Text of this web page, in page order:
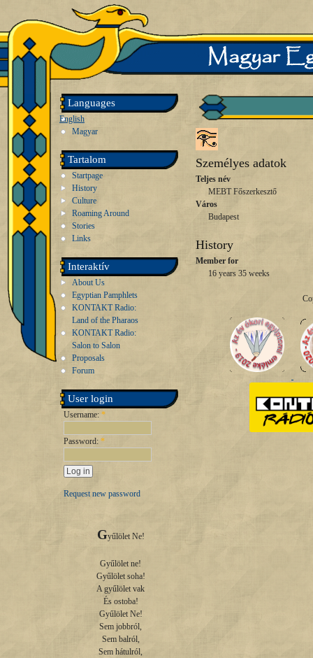
Languages
English
Magyar
Tartalom
Startpage
History
Culture
Roaming Around
Stories
Links
Interaktív
About Us
Egyptian Pamphlets
KONTAKT Radio:
Land of the Pharaos
KONTAKT Radio:
Salon to Salon
Proposals
Forum
User login
Username: *
Password: *
Request new password
Gyűlölet Ne!
Gyűlölet ne!
Gyűlölet soha!
A gyűlölet vak
És ostoba!
Gyűlölet Ne!
Sem jobbról,
Sem balról,
Sem hátulról,
Személyes adatok
Teljes név
MEBT Főszerkesztő
Város
Budapest
History
Member for
16 years 35 weeks